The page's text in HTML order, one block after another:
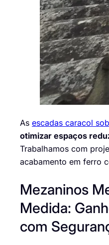
As escadas caracol
otimizar espaços
Trabalhamos com
acabamento em ferro
Mezaninos
Medida:
com